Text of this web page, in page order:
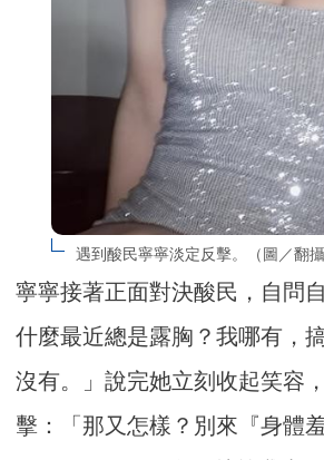
遇到酸民寧寧淡定反擊。（圖／翻攝
寧寧接著正面對決酸民，自問
什麼最近總是露胸？我哪有，
沒有。」說完她立刻收起笑容
擊：「那又怎樣？別來『身體